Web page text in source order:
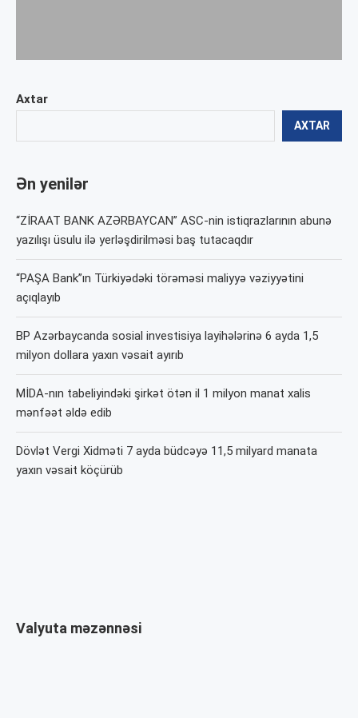
Axtar
AXTAR
Ən yenilər
“ZİRAAT BANK AZƏRBAYCAN” ASC-nin istiqrazlarının abunə
yazılışı üsulu ilə yerləşdirilməsi baş tutacaqdır
“PAŞA Bank”ın Türkiyədəki törəməsi maliyyə vəziyyətini
açıqlayıb
BP Azərbaycanda sosial investisiya layihələrinə 6 ayda 1,5
milyon dollara yaxın vəsait ayırıb
MİDA-nın tabeliyindəki şirkət ötən il 1 milyon manat xalis
mənfəət əldə edib
Dövlət Vergi Xidməti 7 ayda büdcəyə 11,5 milyard manata
yaxın vəsait köçürüb
Valyuta məzənnəsi